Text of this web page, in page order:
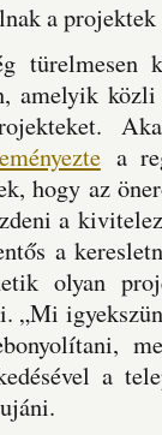
a
türelmesen
amelyik
a
hogy az
a
a
olyan
„Mi
a